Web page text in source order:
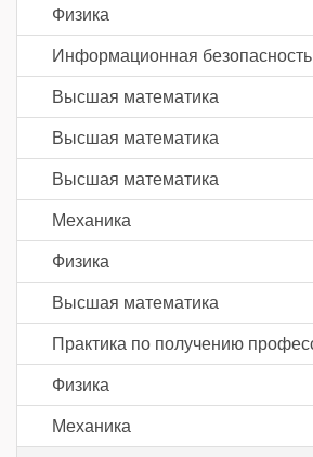
Физика
Информационная безопасность
Высшая математика
Высшая математика
Высшая математика
Механика
Физика
Высшая математика
Физика
Механика